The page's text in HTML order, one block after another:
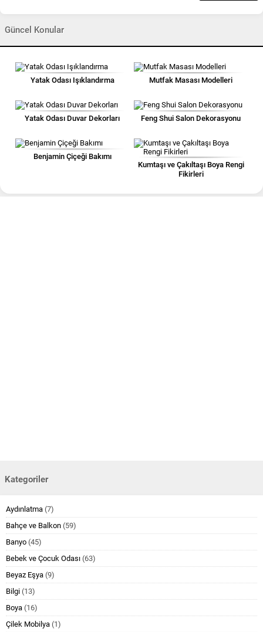
Güncel Konular
Yatak Odası Işıklandırma Mutfak Masası Modelleri
Yatak Odası Duvar Dekorları Feng Shui Salon Dekorasyonu
Benjamin Çiçeği Bakımı
Kumtaşı ve Çakıltaşı Boya Rengi
Fikirleri
Kategoriler
Aydınlatma (7)
Bahçe ve Balkon (59)
Banyo (45)
Bebek ve Çocuk Odası (63)
Beyaz Eşya (9)
Bilgi (13)
Boya (16)
Çilek Mobilya (1)